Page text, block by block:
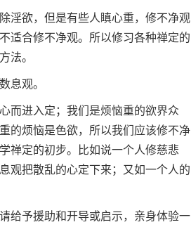
淫欲，但是有些人瞋心重，修不净观
适合修不净观。所以修习各种禅定的
法。
息观。
而进入定；我们是烦恼重的欲界众
的烦恼是色欲，所以我们应该修不净
禅定的初步。比如说一个人修慈悲
观把散乱的心定下来；又如一个人的
给予援助和开导或启示，亲身体验一